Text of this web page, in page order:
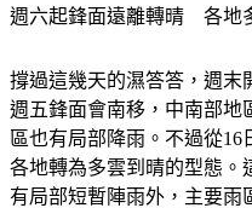
週六起鋒面遠離轉晴　各地
撐過這幾天的濕答答，週末
週五鋒面會南移，中南部地
區也有局部降雨。不過從16
各地轉為多雲到晴的型態。
有局部短暫陣雨外，主要雨